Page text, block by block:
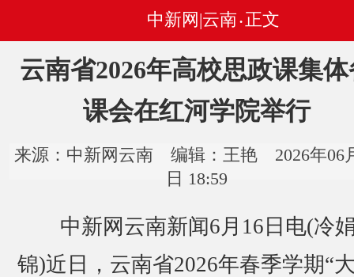
中新网|云南 • 正文
云南省2026年高校思政课集
课会在红河学院举行
来源：中新网云南 编辑：王艳 2026年06
日 18:59
中新网云南新闻6月16日电(冷
锦)近日，云南省2026年春季学期“